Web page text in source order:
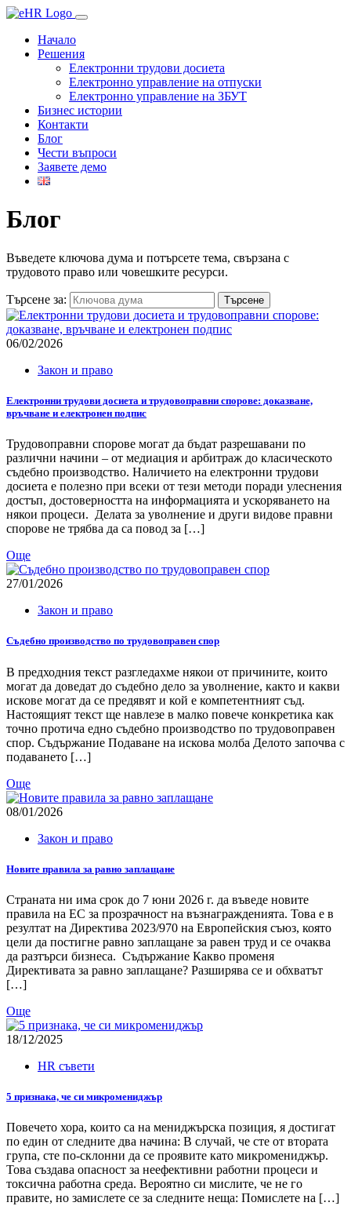
Начало
Решения
Електронни трудови досиета
Електронно управление на отпуски
Електронно управление на ЗБУТ
Бизнес истории
Контакти
Блог
Чести въпроси
Заявете демо
Блог
Въведете ключова дума и потърсете тема, свързана с
трудовото право или човешките ресурси.
Търсене за:
06/02/2026
Закон и право
Електронни трудови досиета и трудовоправни спорове: доказване,
връчване и електронен подпис
Трудовоправни спорове могат да бъдат разрешавани по
различни начини – от медиация и арбитраж до класическото
съдебно производство. Наличието на електронни трудови
досиета е полезно при всеки от тези методи поради улеснения
достъп, достоверността на информацията и ускоряването на
някои процеси. Делата за уволнение и други видове правни
спорове не трябва да са повод за […]
Още
27/01/2026
Закон и право
Съдебно производство по трудовоправен спор
В предходния текст разгледахме някои от причините, които
могат да доведат до съдебно дело за уволнение, както и какви
искове могат да се предявят и кой е компетентният съд.
Настоящият текст ще навлезе в малко повече конкретика как
точно протича едно съдебно производство по трудовоправен
спор. Съдържание Подаване на искова молба Делото започва с
подаването […]
Още
08/01/2026
Закон и право
Новите правила за равно заплащане
Страната ни има срок до 7 юни 2026 г. да въведе новите
правила на ЕС за прозрачност на възнагражденията. Това е в
резултат на Директива 2023/970 на Европейския съюз, която
цели да постигне равно заплащане за равен труд и се очаква
да разтърси бизнеса. Съдържание Какво променя
Директивата за равно заплащане? Разширява се и обхватът
[…]
Още
18/12/2025
HR съвети
5 признака, че си микромениджър
Повечето хора, които са на мениджърска позиция, я достигат
по един от следните два начина: В случай, че сте от втората
група, сте по-склонни да се проявите като микромениджър.
Това създава опасност за неефективни работни процеси и
токсична работна среда. Вероятно си мислите, че не го
правите, но замислете се за следните неща: Помислете на […]